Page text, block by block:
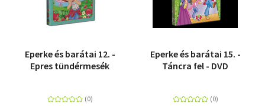
Eperke és barátai 12. -
Epres tündérmesék
Eperke és barátai 15. -
Táncra fel - DVD